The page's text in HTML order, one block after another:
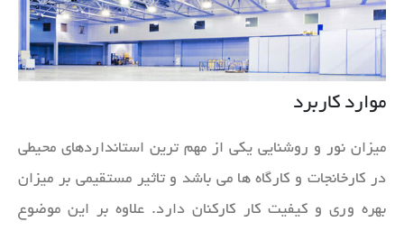
موارد کاربرد
میزان نور و روشنایی یکی از مهم ترین استانداردهای محیطی
در کارخانجات و کارگاه ها می باشد و تاثیر مستقیمی بر میزان
بهره وری و کیفیت کار کارکنان دارد. علاوه بر این موضوع